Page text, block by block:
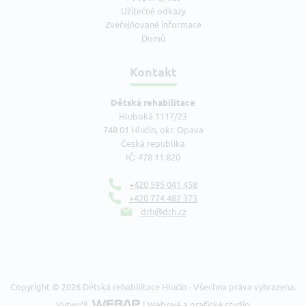
Užitečné odkazy
Zveřejňované informace
Domů
Kontakt
Dětská rehabilitace
Hluboká 1117/23
748 01 Hlučín, okr. Opava
Česká republika
IČ: 478 11 820
+420 595 041 458
+420 774 482 373
drh@drh.cz
Copyright © 2026 Dětská rehabilitace Hlučín - Všechna práva vyhrazena.